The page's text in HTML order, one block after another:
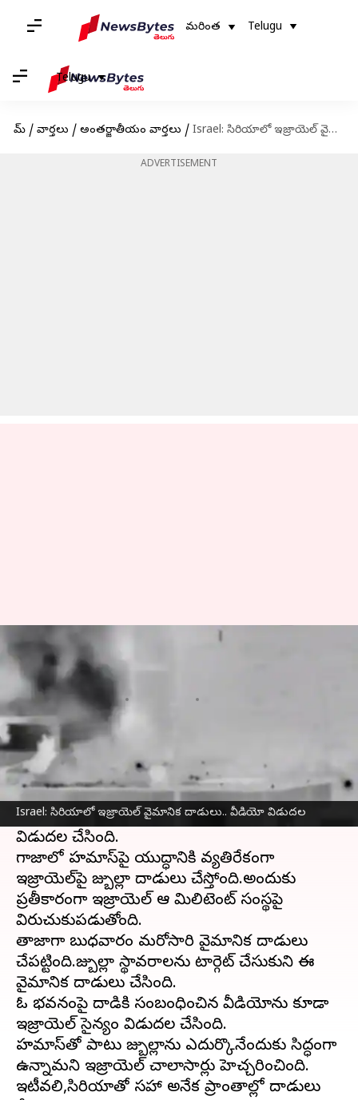
మరింత Telugu
Telugu
హోమ్ / వార్తలు / అంతర్జాతీయం వార్తలు / Israel: సిరియాలో ఇజ్రాయెల్ వైమానిక దాడులు.. వీడియో విడుదల
ADVERTISEMENT
Israel: సిరియాలో ఇజ్రాయెల్ వైమానిక దాడులు.. వీడియో విడుదల
Israel: సిరియాలో ఇజ్రాయెల్ వైమానిక
దాడులు.. వీడియో విడుదల
వ్రాసిన వారు Sirish Praharaju
ఈ వార్తాకథనం ఏంటి
హిజ్బుల్లా స్థావరాలే లక్ష్యంగా సిరియాలో
వైమానిక దాడులు చేసింది.ఇప్పుడు,ఇందుకు
సంబంధించిన ఓ వీడియోను కూడా ఇజ్రాయెల్
విడుదల చేసింది.
గాజాలో హమాస్‌పై యుద్ధానికి వ్యతిరేకంగా
ఇజ్రాయెల్‌పై హిజ్బుల్లా దాడులు చేస్తోంది.అందుకు
ప్రతీకారంగా ఇజ్రాయెల్‌ ఆ మిలిటెంట్‌ సంస్థపై
విరుచుకుపడుతోంది.
తాజాగా బుధవారం మరోసారి వైమానిక దాడులు
చేపట్టింది.హిజ్బుల్లా స్థావరాలను టార్గెట్ చేసుకుని ఈ
వైమానిక దాడులు చేసింది.
ఓ భవనంపై దాడికి సంబంధించిన వీడియోను కూడా
ఇజ్రాయెల్ సైన్యం విడుదల చేసింది.
హమాస్‌తో పాటు హిజ్బుల్లాను ఎదుర్కొనేందుకు సిద్ధంగా
ఉన్నామని ఇజ్రాయెల్ చాలాసార్లు హెచ్చరించింది.
ఇటీవలి,సిరియాతో సహా అనేక ప్రాంతాల్లో దాడులు